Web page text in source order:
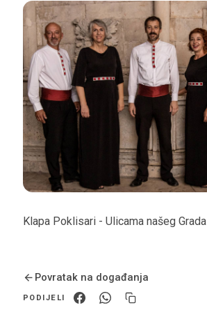
Klapa Poklisari - Ulicama našeg Grada
Povratak na događanja
PODIJELI